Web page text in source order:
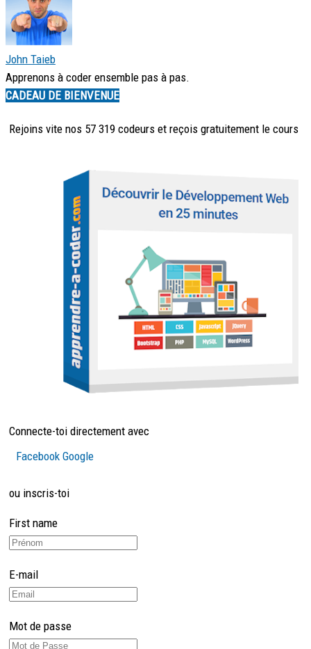
John Taieb
Apprenons à coder ensemble pas à pas.
CADEAU DE BIENVENUE
Rejoins vite nos 57 319 codeurs et reçois gratuitement le cours
Connecte-toi directement avec
Facebook Google
ou inscris-toi
First name
E-mail
Mot de passe